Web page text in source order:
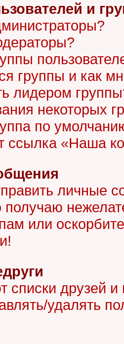
и
группы и как
лидером
некоторых
по
ссылка «Наша
личные
получаю
или
списки друзей и
удалять